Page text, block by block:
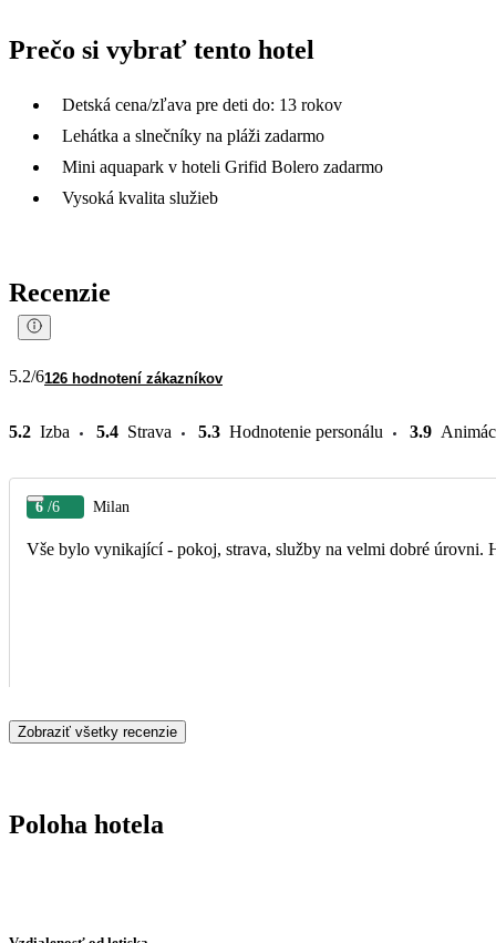
Prečo si vybrať tento hotel
Detská cena/zľava pre deti do: 13 rokov
Lehátka a slnečníky na pláži zadarmo
Mini aquapark v hoteli Grifid Bolero zadarmo
Vysoká kvalita služieb
Recenzie
5.2/6126 hodnotení zákazníkov
5.2 Izba 5.4 Strava 5.3 Hodnotenie personálu 3.9
6 /6 Milan
Vše bylo vynikající - pokoj, strava, služby na velmi dobré úrovni.
Zobraziť všetky recenzie
Poloha hotela